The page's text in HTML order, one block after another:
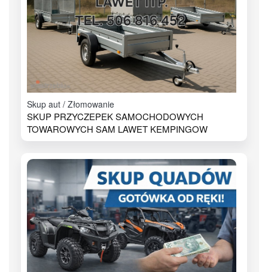
Skup aut / Złomowanie
SKUP PRZYCZEPEK SAMOCHODOWYCH
TOWAROWYCH SAM LAWET KEMPINGOW